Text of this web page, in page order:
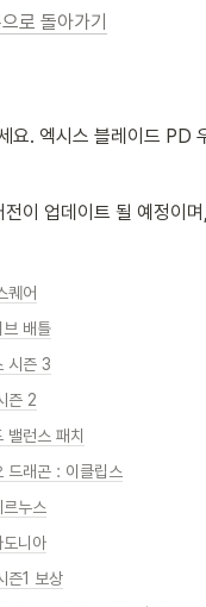
로 돌아가기
요. 엑시스 블레이드 PD
전이 업데이트 될 예정이
퀘어
브 배틀
시즌 3
즌 2
밸런스 패치
드래곤 : 이클립스
르누스
도니아
즌1 보상